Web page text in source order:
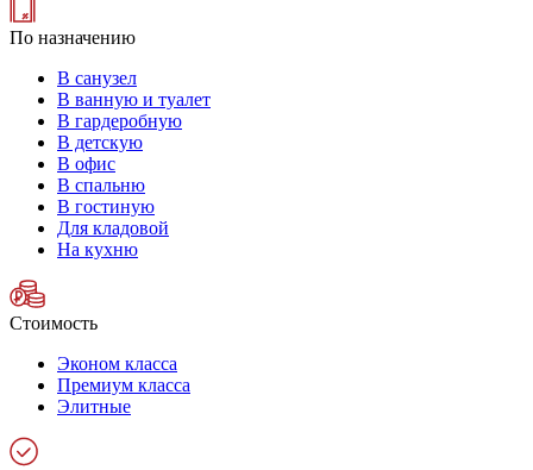
По назначению
В санузел
В ванную и туалет
В гардеробную
В детскую
В офис
В спальню
В гостиную
Для кладовой
На кухню
Стоимость
Эконом класса
Премиум класса
Элитные